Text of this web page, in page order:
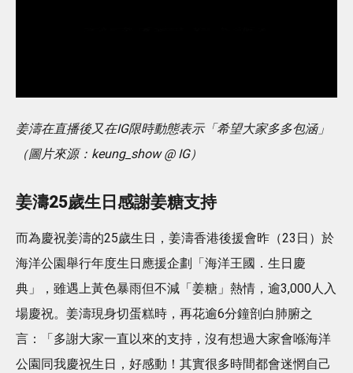
姜濤在直播後又在IG限時動態表示「希望大家多多包涵」
（圖片來源：keung_show @ IG）
姜濤25歲生日感謝姜糖支持
而為慶祝姜濤的25歲生日，姜濤香港後援會昨（23日）於
海洋公園舉行年度生日應援企劃「海洋王國．生日慶
典」，雖遇上黃色暴雨但不減「姜糖」熱情，逾3,000人入
場慶祝。姜濤現身切蛋糕時，再花逾6分鐘剖白肺腑之
言：「多謝大家一直以來的支持，沒有想過大家會喺海洋
公園同我慶祝生日，好感動！其實很多時間都會迷惘自己